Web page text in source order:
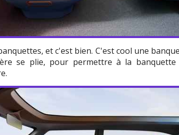
et c'est bien. C'est cool une
se plie, pour permettre à la